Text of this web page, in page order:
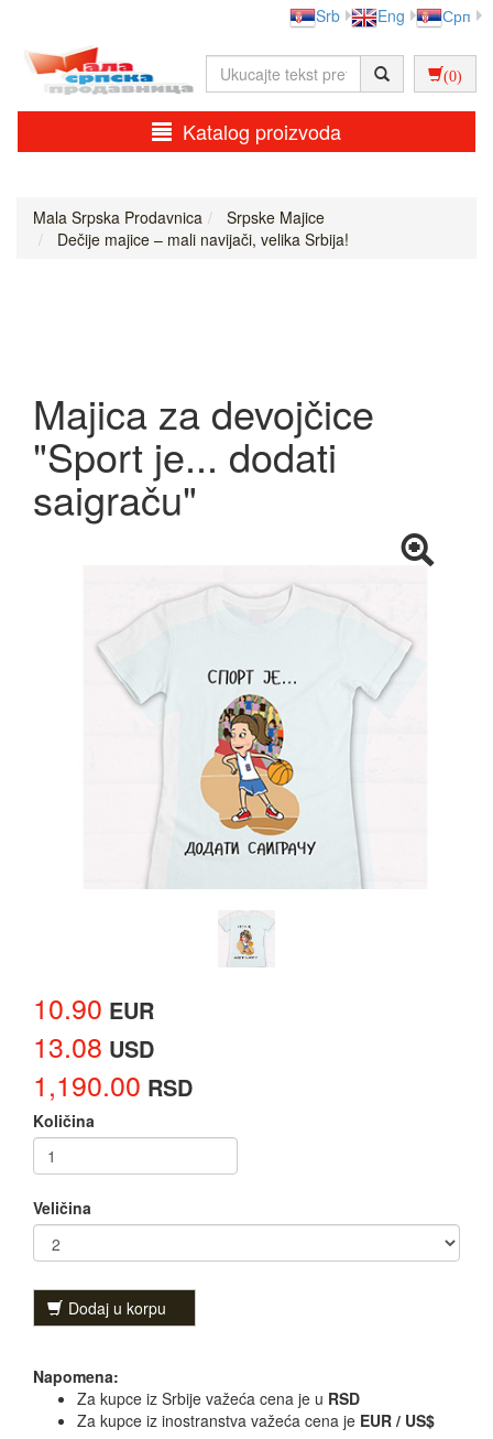
Srb Eng Срп
(0)
Katalog proizvoda
Mala Srpska Prodavnica
Srpske Majice
Dečije majice – mali navijači, velika Srbija!
Majica za devojčice
"Sport je... dodati
saigraču"
10.90 EUR
13.08 USD
1,190.00 RSD
Količina
Veličina
Dodaj u korpu
Napomena:
Za kupce iz Srbije važeća cena je u RSD
Za kupce iz inostranstva važeća cena je EUR / US$